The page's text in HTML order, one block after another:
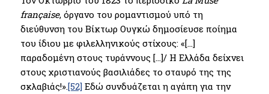
française, όργανο του ρομαντισμού υπό τη
διεύθυνση του Βίκτωρ Ουγκώ δημοσίευσε ποίημα
του ίδιου με φιλελληνικούς στίχους: «[…]
παραδομένη στους τυράννους […]/ Η Ελλάδα δείχνει
στους χριστιανούς βασιλιάδες το σταυρό της της
σκλαβιάς!».[52]Εδώ συνδυάζεται η αγάπη για την